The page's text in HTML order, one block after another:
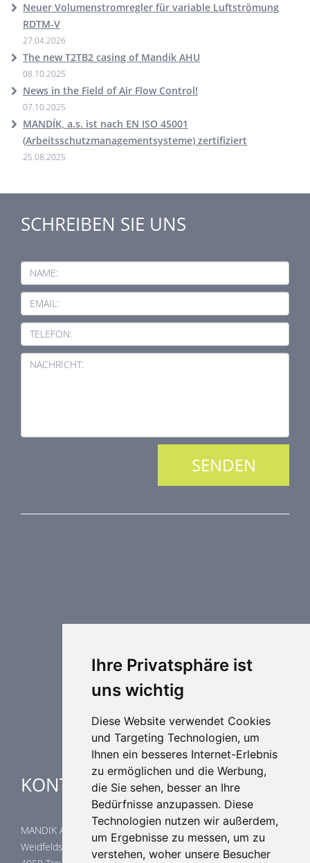
Ihre Privatsphäre ist
uns wichtig
Diese Website verwendet Cookies
und Targeting Technologien, um
Ihnen ein besseres Internet-Erlebnis
zu ermöglichen und die Werbung,
die Sie sehen, besser an Ihre
Bedürfnisse anzupassen. Diese
Technologien nutzen wir außerdem,
um Ergebnisse zu messen, um zu
verstehen, woher unsere Besucher
Neuer Volumenstromregler für variable Luftströmung
RDTM-V
27.04.2026
The new T2TB2 casing of Mandík AHU
08.10.2025
News in the Field of Air Flow Control!
07.10.2025
MANDÍK, a.s. ist nach EN ISO 45001
(Arbeitsschutzmanagementsysteme) zertifiziert
25.08.2025
SCHREIBEN SIE UNS
NAME:
EMAIL:
TELEFON:
NACHRICHT:
Regelungstechnik
Weitere Elemente Lufttechnik
Industrielle heizung und kühlung
KONTAKTE
MANDIK Austria GmbH
Weidfeldstraße 117/1/14